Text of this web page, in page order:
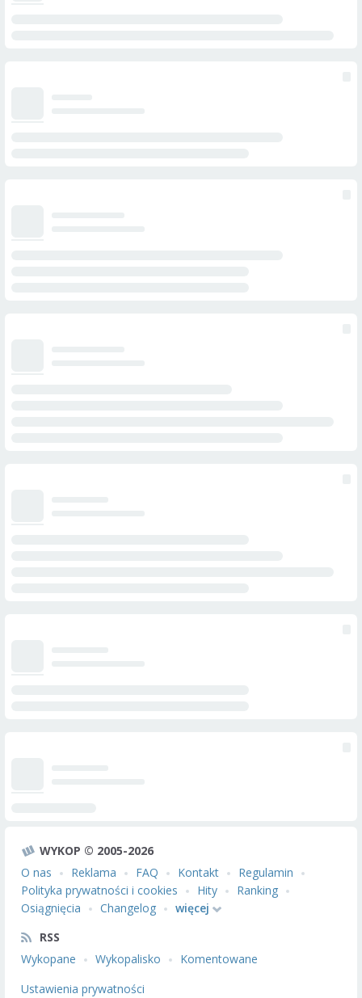
WYKOP © 2005-2026
O nas
Reklama FAQ Kontakt
Regulamin
Polityka prywatności i cookies
Hity
Ranking
Osiągnięcia
Changelog
więcej
RSS
Wykopane
Wykopalisko
Komentowane
Ustawienia prywatności